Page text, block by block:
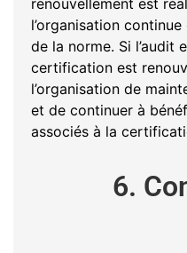
l’organisation
de la norme. Si l’audit
certification est
l’organisation de
et de continuer à
associés à la
6.